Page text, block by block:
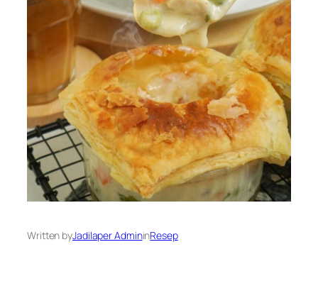
Written byJadilaper AdmininResep